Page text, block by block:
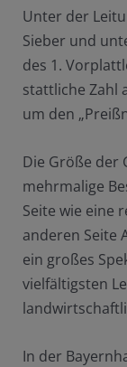
Unter der
Sieber und
des 1.
stattliche Zahl
um den
Die Größe der
mehrmalige
Seite wie eine
anderen Seite
ein großes
vielfältigsten
In der